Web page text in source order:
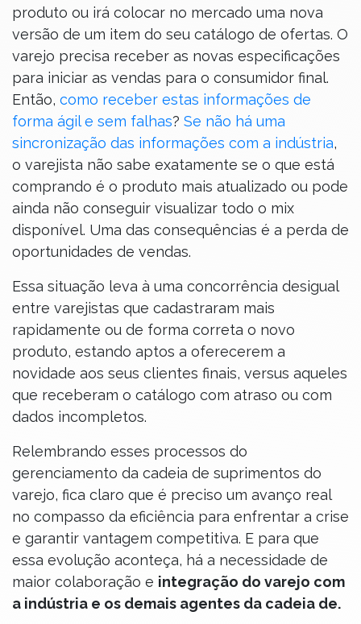
produto ou irá colocar no mercado uma nova
versão de um item do seu catálogo de ofertas. O
varejo precisa receber as novas especificações
para iniciar as vendas para o consumidor final.
Então, como receber estas informações de
forma ágil e sem falhas? Se não há uma
sincronização das informações com a indústria,
o varejista não sabe exatamente se o que está
comprando é o produto mais atualizado ou pode
ainda não conseguir visualizar todo o mix
disponível. Uma das consequências é a perda de
oportunidades de vendas.
Essa situação leva à uma concorrência desigual
entre varejistas que cadastraram mais
rapidamente ou de forma correta o novo
produto, estando aptos a oferecerem a
novidade aos seus clientes finais, versus aqueles
que receberam o catálogo com atraso ou com
dados incompletos.
Relembrando esses processos do
gerenciamento da cadeia de suprimentos do
varejo, fica claro que é preciso um avanço real
no compasso da eficiência para enfrentar a crise
e garantir vantagem competitiva. E para que
essa evolução aconteça, há a necessidade de
maior colaboração e integração do varejo com
a indústria e os demais agentes da cadeia de.